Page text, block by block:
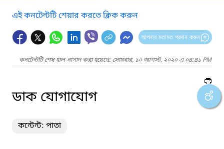
এই কনটেন্টটি শেয়ার করতে ক্লিক করুন
আপনার মতামত প্রদান করুন
কনটেন্টটি শেষ হাল-নাগাদ করা হয়েছে: সোমবার, ১০ আগস্ট, ২০২০ এ ০৪:৪১ PM
ডাক যোগাযোগ
কন্টেন্ট: পাতা